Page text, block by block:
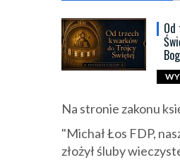
Na stronie zakonu
"Michał Łos FDP,
złożył śluby